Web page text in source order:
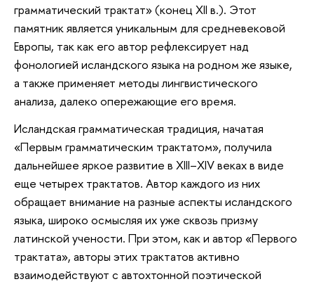
грамматический трактат» (конец XII в.). Этот
памятник является уникальным для средневековой
Европы, так как его автор рефлексирует над
фонологией исландского языка на родном же языке,
а также применяет методы лингвистического
анализа, далеко опережающие его время.
Исландская грамматическая традиция, начатая
«Первым грамматическим трактатом», получила
дальнейшее яркое развитие в XIII–XIV веках в виде
еще четырех трактатов. Автор каждого из них
обращает внимание на разные аспекты исландского
языка, широко осмысляя их уже сквозь призму
латинской учености. При этом, как и автор «Первого
трактата», авторы этих трактатов активно
взаимодействуют с автохтонной поэтической